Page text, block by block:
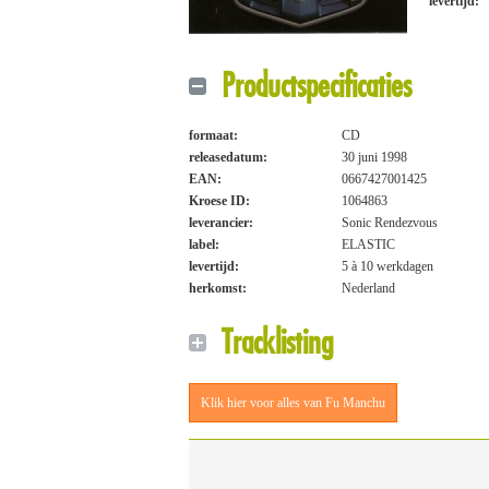
Productspecificaties
formaat:
CD
releasedatum:
30 juni 1998
EAN:
0667427001425
Kroese ID:
1064863
leverancier:
Sonic Rendezvous
label:
ELASTIC
levertijd:
5 à 10 werkdagen
herkomst:
Nederland
Tracklisting
Klik hier voor alles van Fu Manchu